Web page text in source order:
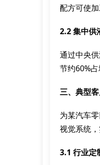
配方可使
2.2 集中供
通过中央
节约60%
三、典型
为某汽车
视觉系统
3.1 行业定